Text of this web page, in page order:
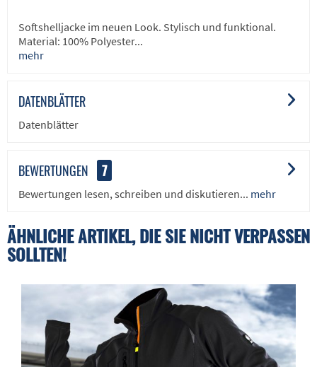
Softshelljacke im neuen Look. Stylisch und funktional.
Material: 100% Polyester...
mehr
DATENBLÄTTER
Datenblätter
BEWERTUNGEN 7
Bewertungen lesen, schreiben und diskutieren... mehr
ÄHNLICHE ARTIKEL, DIE SIE NICHT VERPASSEN
SOLLTEN!